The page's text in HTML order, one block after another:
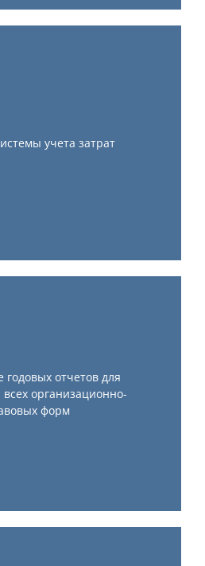
учета затрат
годовых отчетов для
организационно-
форм